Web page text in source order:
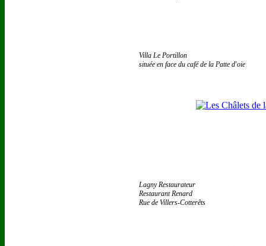
Villa Le Portillon
située en face du café de la Patte d'oie
Lagny Restaurateur
Restaurant Renard
Rue de Villers-Cotterêts